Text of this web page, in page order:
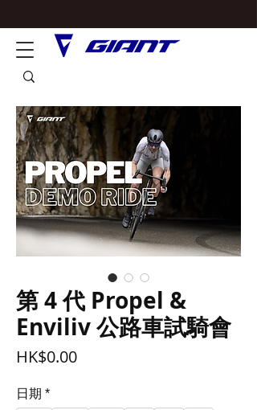
第 4 代 Propel &
Enviliv 公路車試騎會
HK$0.00價
日期 *